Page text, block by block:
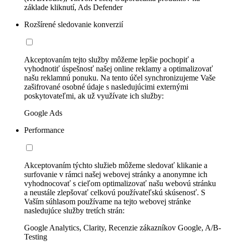
základe kliknutí, Ads Defender
Rozšírené sledovanie konverzií
Akceptovaním tejto služby môžeme lepšie pochopiť a
vyhodnotiť úspešnosť našej online reklamy a optimalizovať
našu reklamnú ponuku. Na tento účel synchronizujeme Vaše
zašifrované osobné údaje s nasledujúcimi externými
poskytovateľmi, ak už využívate ich služby:
Google Ads
Performance
Akceptovaním týchto služieb môžeme sledovať klikanie a
surfovanie v rámci našej webovej stránky a anonymne ich
vyhodnocovať s cieľom optimalizovať našu webovú stránku
a neustále zlepšovať celkovú používateľskú skúsenosť. S
Vaším súhlasom používame na tejto webovej stránke
nasledujúce služby tretích strán:
Google Analytics, Clarity, Recenzie zákazníkov Google, A/B-
Testing